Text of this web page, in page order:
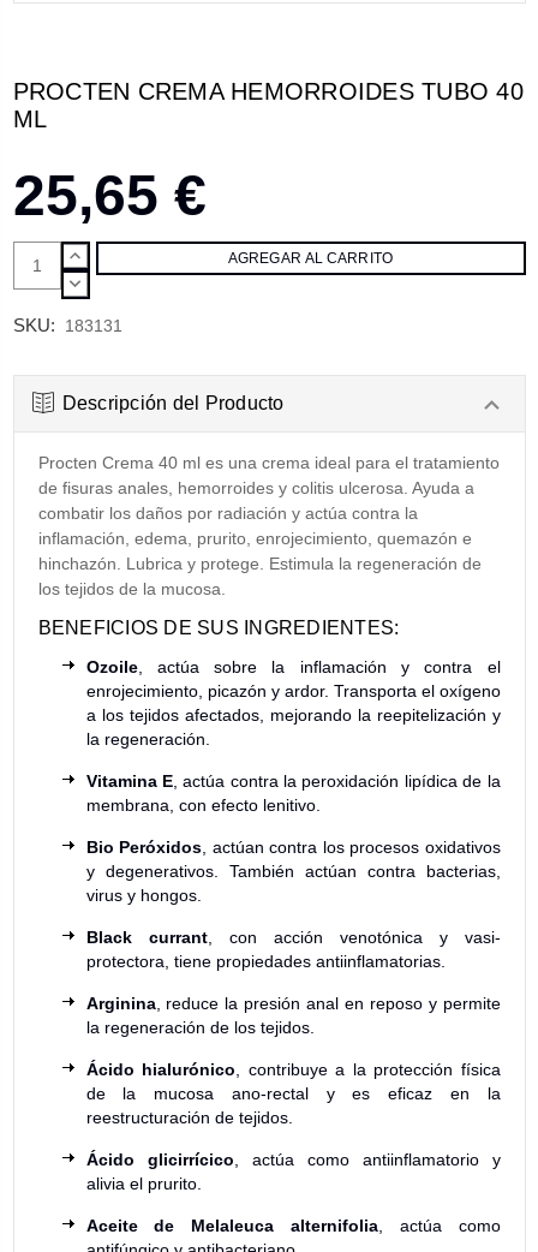
PROCTEN CREMA HEMORROIDES TUBO 40
ML
25,65 €
AUMENTAR
CANTIDAD:
DISMINUIR
SKU: 183131
Descripción del Producto
Procten Crema 40 ml es una crema ideal para el tratamiento
de fisuras anales, hemorroides y colitis ulcerosa. Ayuda a
combatir los daños por radiación y actúa contra la
inflamación, edema, prurito, enrojecimiento, quemazón e
hinchazón. Lubrica y protege. Estimula la regeneración de
los tejidos de la mucosa.
BENEFICIOS DE SUS INGREDIENTES:
Ozoile, actúa sobre la inflamación y contra el
enrojecimiento, picazón y ardor. Transporta el oxígeno
a los tejidos afectados, mejorando la reepitelización y
la regeneración.
Vitamina E, actúa contra la peroxidación lipídica de la
membrana, con efecto lenitivo.
Bio Peróxidos , actúan contra los procesos oxidativos
y degenerativos. También actúan contra bacterias,
virus y hongos.
Black currant, con acción venotónica y vasi-
protectora, tiene propiedades antiinflamatorias.
Arginina, reduce la presión anal en reposo y permite
la regeneración de los tejidos.
Ácido hialurónico , contribuye a la protección física
de la mucosa ano-rectal y es eficaz en la
reestructuración de tejidos.
Ácido glicirrícico , actúa como antiinflamatorio y
alivia el prurito.
Aceite de Melaleuca alternifolia, actúa como